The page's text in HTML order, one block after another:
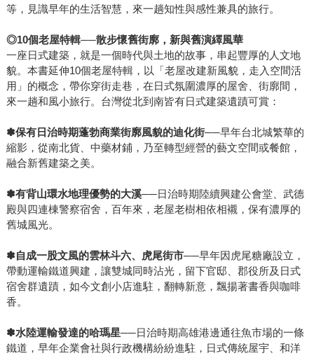
等，見識早年的生活智慧，來一趟知性與感性兼具的旅行。
◎10個老屋特輯──散步懷舊街廓，新與舊演繹風華
一座日式建築，就是一個時代與土地的故事，串起豐厚的人文地
貌。本書延伸10個老屋特輯，以「老屋改建新風貌，走入空間活
用」的概念，帶你穿街走巷，在日式氛圍濃厚的屋舍、街廓間，
來一趟和風小旅行。台灣從北到南皆有日式建築遺蹟可賞：
✽保有日治時期蓬勃商業街廓風貌的迪化街──早年台北城繁華的
縮影，從南北貨、中藥材鋪，乃至轉型經營的藝文空間或餐館，
融合新舊建築之美。
✽有背山環水地理優勢的大溪──日治時期陸續興建公會堂、武德
殿與四連棟警察宿舍，百年來，老屋老樹相依相襯，保有濃厚的
舊城風光。
✽自成一股文風的雲林斗六、虎尾街市──早年因虎尾糖廠設立，
帶動運輸鐵道興建，讓雙城同時沾光，留下官邸、郡役所及日式
宿舍群遺蹟，如今文創小店進駐，翻轉新意，飄揚著書香與咖啡
香。
✽水陸運輸發達的哈瑪星──日治時期高雄港邊通往魚市場的一條
鐵道，早年企業會社與行政機構紛紛進駐，日式傳統屋宇、和洋